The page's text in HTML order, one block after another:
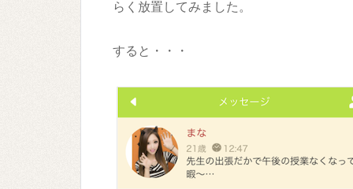
らく放置してみました。
すると・・・